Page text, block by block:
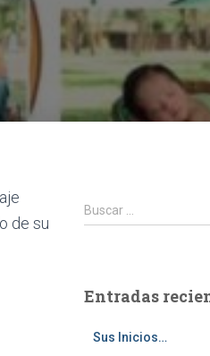
de su
B
u
r
Buscar …
Entradas
Sus Inicios…